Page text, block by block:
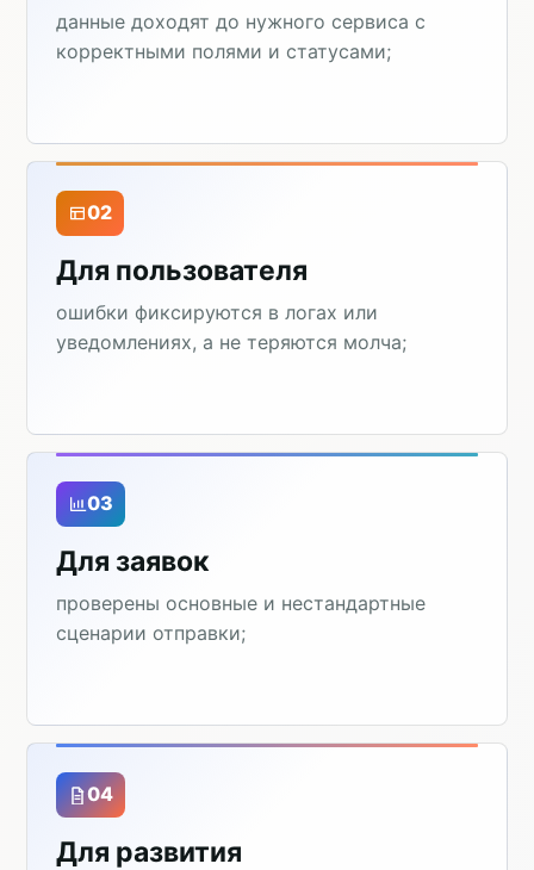
данные доходят до нужного сервиса с
корректными полями и статусами;
02
Для пользователя
ошибки фиксируются в логах или
уведомлениях, а не теряются молча;
03
Для заявок
проверены основные и нестандартные
сценарии отправки;
04
Для развития